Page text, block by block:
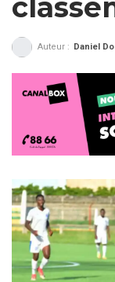
Auteur : Daniel